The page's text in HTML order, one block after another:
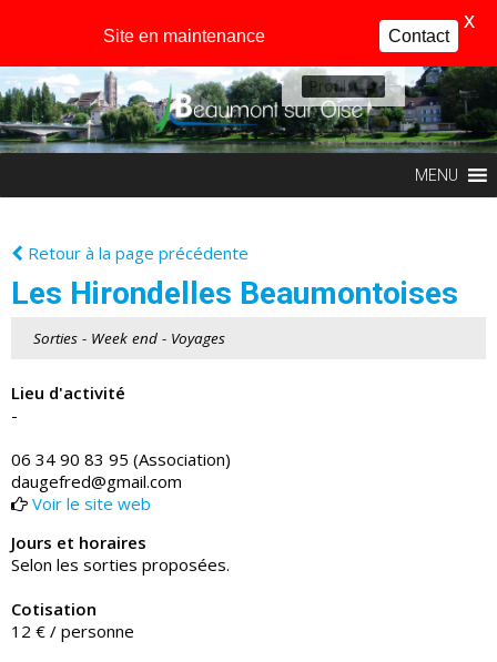
Profil
MENU
Retour à la page précédente
Les Hirondelles Beaumontoises
Sorties - Week end - Voyages
Lieu d'activité
-
06 34 90 83 95 (Association)
daugefred@gmail.com
Voir le site web
Jours et horaires
Selon les sorties proposées.
Cotisation
12 € / personne
Site en maintenance Contact
X